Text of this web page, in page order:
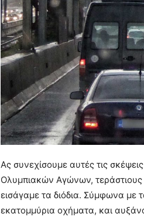
Ας συνεχίσουμε αυτές τις
Ολυμπιακών Αγώνων, τεράστιους
εισάγαμε τα διόδια. Σύμφωνα με
εκατομμύρια οχήματα, και